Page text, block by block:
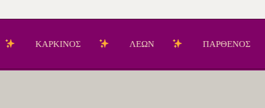
ΚΑΡΚΙΝΟΣ ΛΕΩΝ ΠΑΡΘΕΝΟΣ